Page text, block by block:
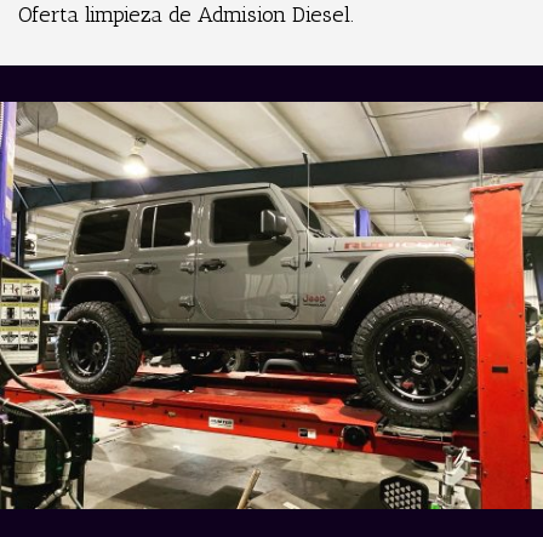
Oferta limpieza de Admision Diesel.